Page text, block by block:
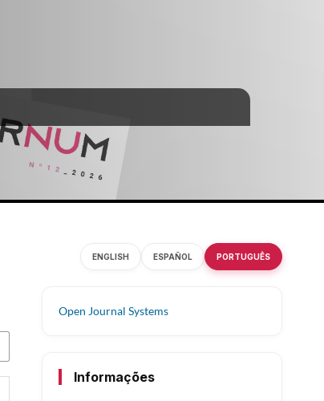
Open Journal Systems
ENGLISH ESPAÑOL PORTUGUÊS
Informações